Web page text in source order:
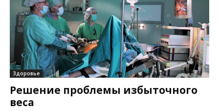
Здоровье
Решение проблемы избыточного
веса